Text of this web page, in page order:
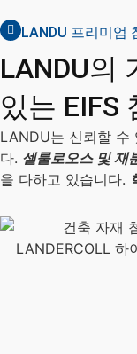
LANDU 프리미엄
LANDU의
있는 EIFS
LANDU는 신뢰할 수
다. 셀룰로오스 및 재
을 다하고 있습니다.